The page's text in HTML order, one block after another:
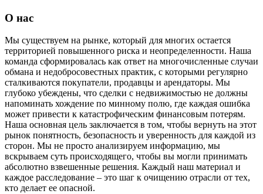
О нас
Мы существуем на рынке, который для многих остается
территорией повышенного риска и неопределенности. Наша
команда сформировалась как ответ на многочисленные случаи
обмана и недобросовестных практик, с которыми регулярно
сталкиваются покупатели, продавцы и арендаторы. Мы
глубоко убеждены, что сделки с недвижимостью не должны
напоминать хождение по минному полю, где каждая ошибка
может привести к катастрофическим финансовым потерям.
Наша основная цель заключается в том, чтобы вернуть на этот
рынок понятность, безопасность и уверенность для каждой из
сторон. Мы не просто анализируем информацию, мы
вскрываем суть происходящего, чтобы вы могли принимать
абсолютно взвешенные решения. Каждый наш материал и
каждое расследование – это шаг к очищению отрасли от тех,
кто делает ее опасной.